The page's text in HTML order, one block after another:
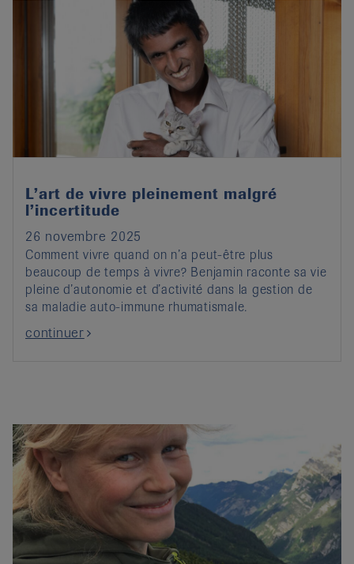
L’art de vivre pleinement malgré
l’incertitude
26 novembre 2025
Comment vivre quand on n’a peut-être plus
beaucoup de temps à vivre? Benjamin raconte sa vie
pleine d’autonomie et d’activité dans la gestion de
sa maladie auto-immune rhumatismale.
continuer